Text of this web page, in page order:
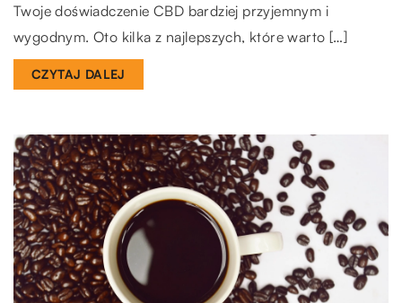
Twoje doświadczenie CBD bardziej przyjemnym i
wygodnym. Oto kilka z najlepszych, które warto […]
CZYTAJ DALEJ